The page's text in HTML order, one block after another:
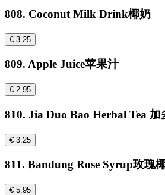
808. Coconut Milk Drink椰奶
€ 3.25
809. Apple Juice苹果汁
€ 2.95
810. Jia Duo Bao Herbal Tea 加
€ 3.25
811. Bandung Rose Syrup玫瑰
€ 5.95